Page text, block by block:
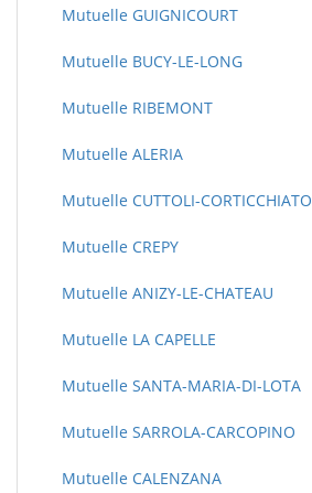
Mutuelle GUIGNICOURT
Mutuelle BUCY-LE-LONG
Mutuelle RIBEMONT
Mutuelle ALERIA
Mutuelle CUTTOLI-CORTICCHIATO
Mutuelle CREPY
Mutuelle ANIZY-LE-CHATEAU
Mutuelle LA CAPELLE
Mutuelle SANTA-MARIA-DI-LOTA
Mutuelle SARROLA-CARCOPINO
Mutuelle CALENZANA